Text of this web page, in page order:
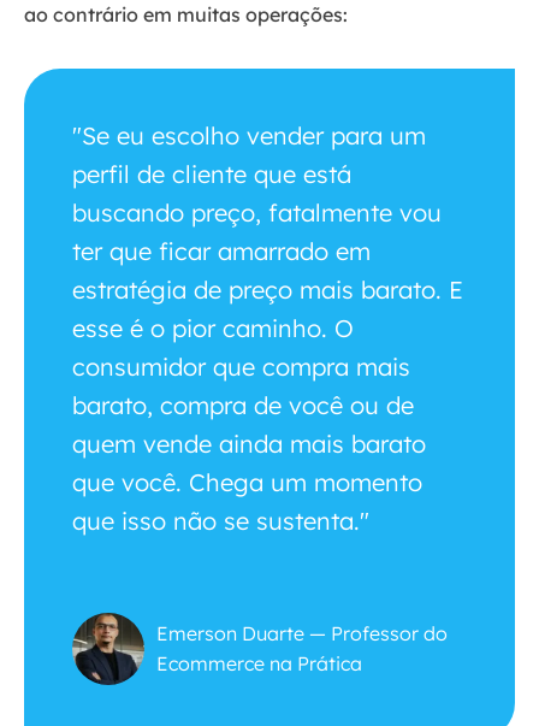
ao contrário em muitas operações:
"Se eu escolho vender para um
perfil de cliente que está
buscando preço, fatalmente vou
ter que ficar amarrado em
estratégia de preço mais barato. E
esse é o pior caminho. O
consumidor que compra mais
barato, compra de você ou de
quem vende ainda mais barato
que você. Chega um momento
que isso não se sustenta."
Emerson Duarte — Professor do
Ecommerce na Prática